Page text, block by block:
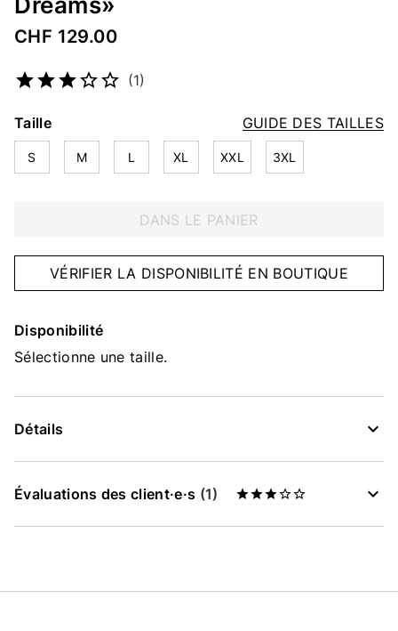
CHF 129.00
(1)
GUIDE DES TAILLES
Taille
S M L XL XXL 3XL
DANS LE PANIER
VÉRIFIER LA DISPONIBILITÉ EN BOUTIQUE
Disponibilité
Sélectionne une taille.
Détails
Évaluations des client·e·s (1)